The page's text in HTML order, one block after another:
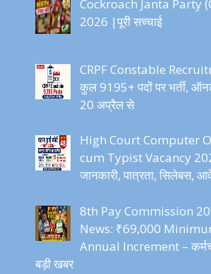
Cockroach Janta Party
2026 |पूरी सच्चाई
CRPF Constable
कुल 9195+ पदों पर भर्ती,
20 अप्रैल से
High Court Computer
cum Typist Vacancy
जानकारी, पात्रता, सिलेबस,
8th Pay Commission
News: ₹69,000
Annual Increment –
बड़ी खबर